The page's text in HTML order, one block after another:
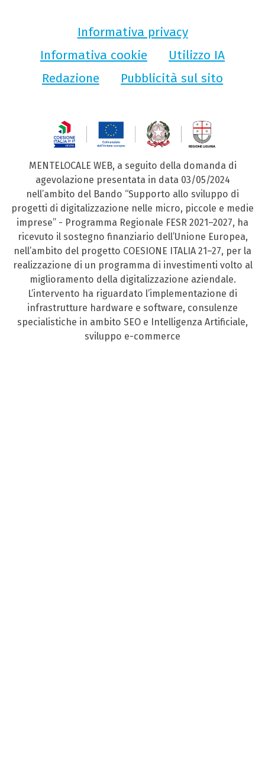
Informativa privacy
Informativa cookie
Utilizzo IA
Redazione
Pubblicità sul sito
MENTELOCALE WEB, a seguito della domanda di
agevolazione presentata in data 03/05/2024
nell’ambito del Bando “Supporto allo sviluppo di
progetti di digitalizzazione nelle micro, piccole e medie
imprese” - Programma Regionale FESR 2021–2027, ha
ricevuto il sostegno finanziario dell’Unione Europea,
nell’ambito del progetto COESIONE ITALIA 21–27, per la
realizzazione di un programma di investimenti volto al
miglioramento della digitalizzazione aziendale.
L’intervento ha riguardato l’implementazione di
infrastrutture hardware e software, consulenze
specialistiche in ambito SEO e Intelligenza Artificiale,
sviluppo e-commerce